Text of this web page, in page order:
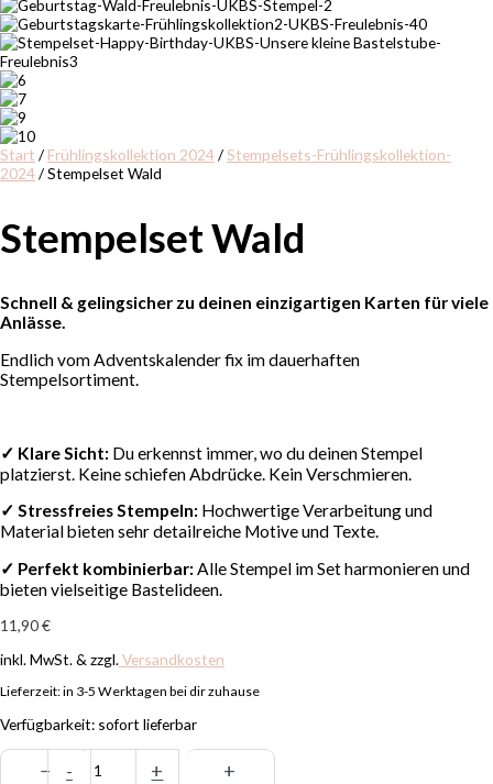
Start / Frühlingskollektion 2024/Stempelsets-Frühlingskollektion-
2024/ Stempelset Wald
Stempelset Wald
Schnell & gelingsicher zu deinen einzigartigen Karten für viele
Anlässe.
Endlich vom Adventskalender fix im dauerhaften
Stempelsortiment.
✓ Klare Sicht: Du erkennst immer, wo du deinen Stempel
platzierst. Keine schiefen Abdrücke. Kein Verschmieren.
✓ Stressfreies Stempeln: Hochwertige Verarbeitung und
Material bieten sehr detailreiche Motive und Texte.
✓ Perfekt kombinierbar:Alle Stempel im Set harmonieren und
bieten vielseitige Bastelideen.
11,90€
inkl. MwSt. & zzgl.Versandkosten
Lieferzeit:in 3-5 Werktagen bei dir zuhause
Verfügbarkeit: sofort lieferbar
− - + +